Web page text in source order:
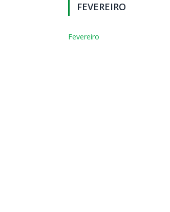
FEVEREIRO
Fevereiro